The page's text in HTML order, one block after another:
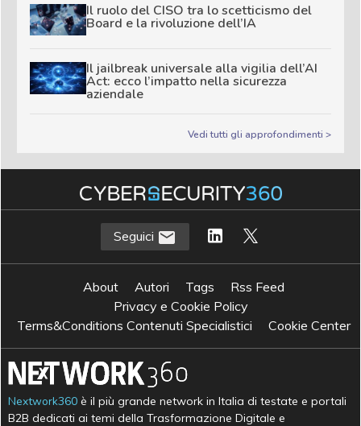
Il ruolo del CISO tra lo scetticismo del
Board e la rivoluzione dell’IA
Il jailbreak universale alla vigilia dell’AI
Act: ecco l’impatto nella sicurezza
aziendale
Vedi tutti gli approfondimenti >
Seguici
About Autori Tags
Rss Feed
Privacy e Cookie Policy
Terms&Conditions Contenuti Specialistici
Cookie Center
Nextwork360 è il più grande network in Italia di testate e portali
B2B dedicati ai temi della Trasformazione Digitale e